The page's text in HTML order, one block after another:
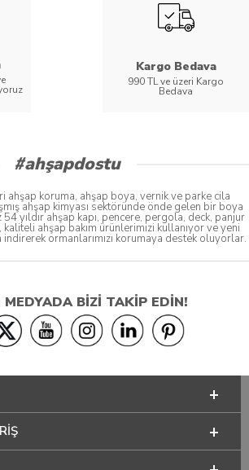
Kargo Bedava
990 TL ve üzeri Kargo
Bedava
#ahşapdostu
ahşap koruma, ahşap boya, vernik ve parke cila
ahşap kimyası sektöründe önde gelen bir boya
yıldır ahşap kapı, pencere, pergola, deck, panjur
ahşap bakım ürünlerimizi kullanıyor ve yeni
indirerek ormanlarımızı korumaya destek oluyorlar.
MEDYADA BİZİ TAKİP EDİN!